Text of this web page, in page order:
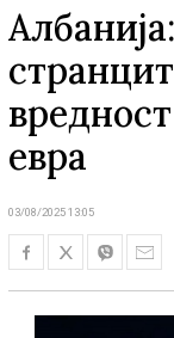
евра
03/08/2025 13:05